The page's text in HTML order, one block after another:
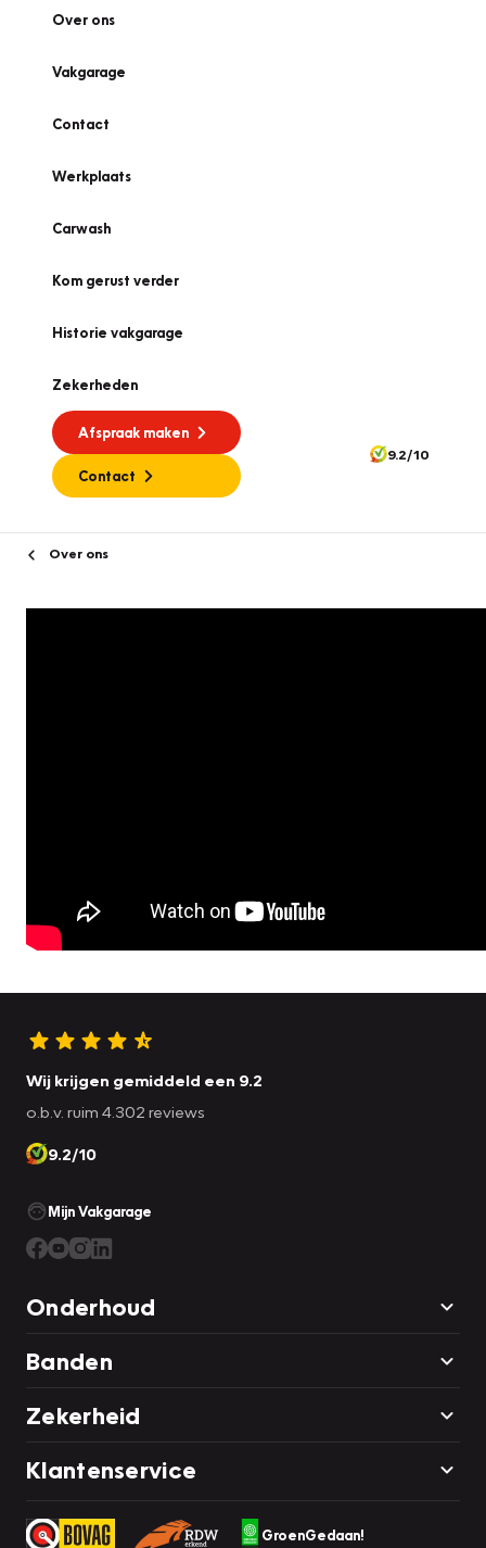
Over ons
Vakgarage
Contact
Werkplaats
Carwash
Kom gerust verder
Historie vakgarage
Zekerheden
Afspraak maken
Contact
9.2/10
Over ons
Wij krijgen gemiddeld een 9.2
o.b.v. ruim 4.302 reviews
9.2/10
Mijn Vakgarage
Onderhoud
Banden
Zekerheid
Klantenservice
GroenGedaan!